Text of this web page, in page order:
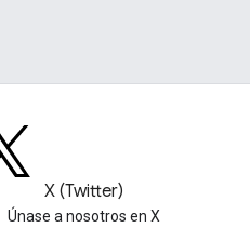
X (Twitter)
Únase a nosotros en X